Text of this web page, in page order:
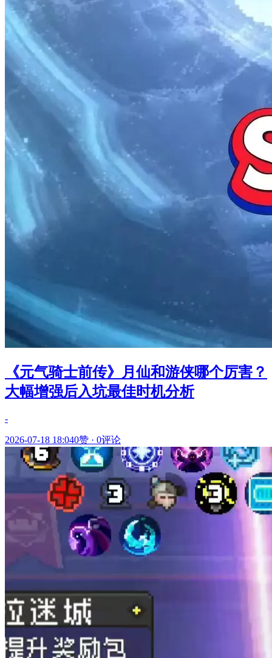
《元气骑士前传》月仙和游侠哪个厉害？
大幅增强后入坑最佳时机分析
-
2026-07-18 18:040赞 · 0评论